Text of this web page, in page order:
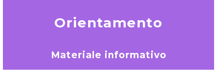
Orientamento
Materiale informativo